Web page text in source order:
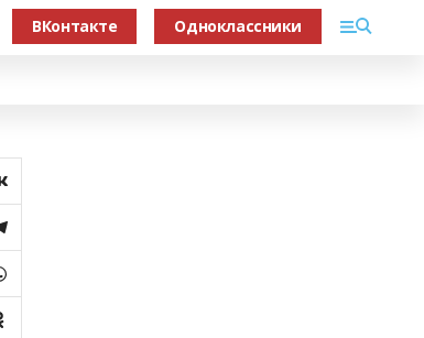
ВКонтакте Одноклассники